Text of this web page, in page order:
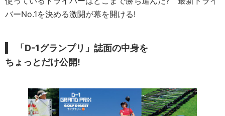
バーNo.1を決める激闘が幕を開ける!
「D-1グランプリ」誌面の中身を
ちょっとだけ公開!